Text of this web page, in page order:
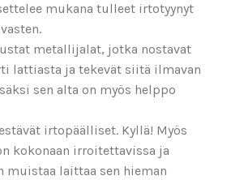
mukana tulleet irtotyynyt
metallijalat, jotka nostavat
lattiasta ja tekevät siitä ilmavan
sen alta on myös helppo
irtopäälliset. Kyllä! Myös
kokonaan irroitettavissa ja
muistaa laittaa sen hieman